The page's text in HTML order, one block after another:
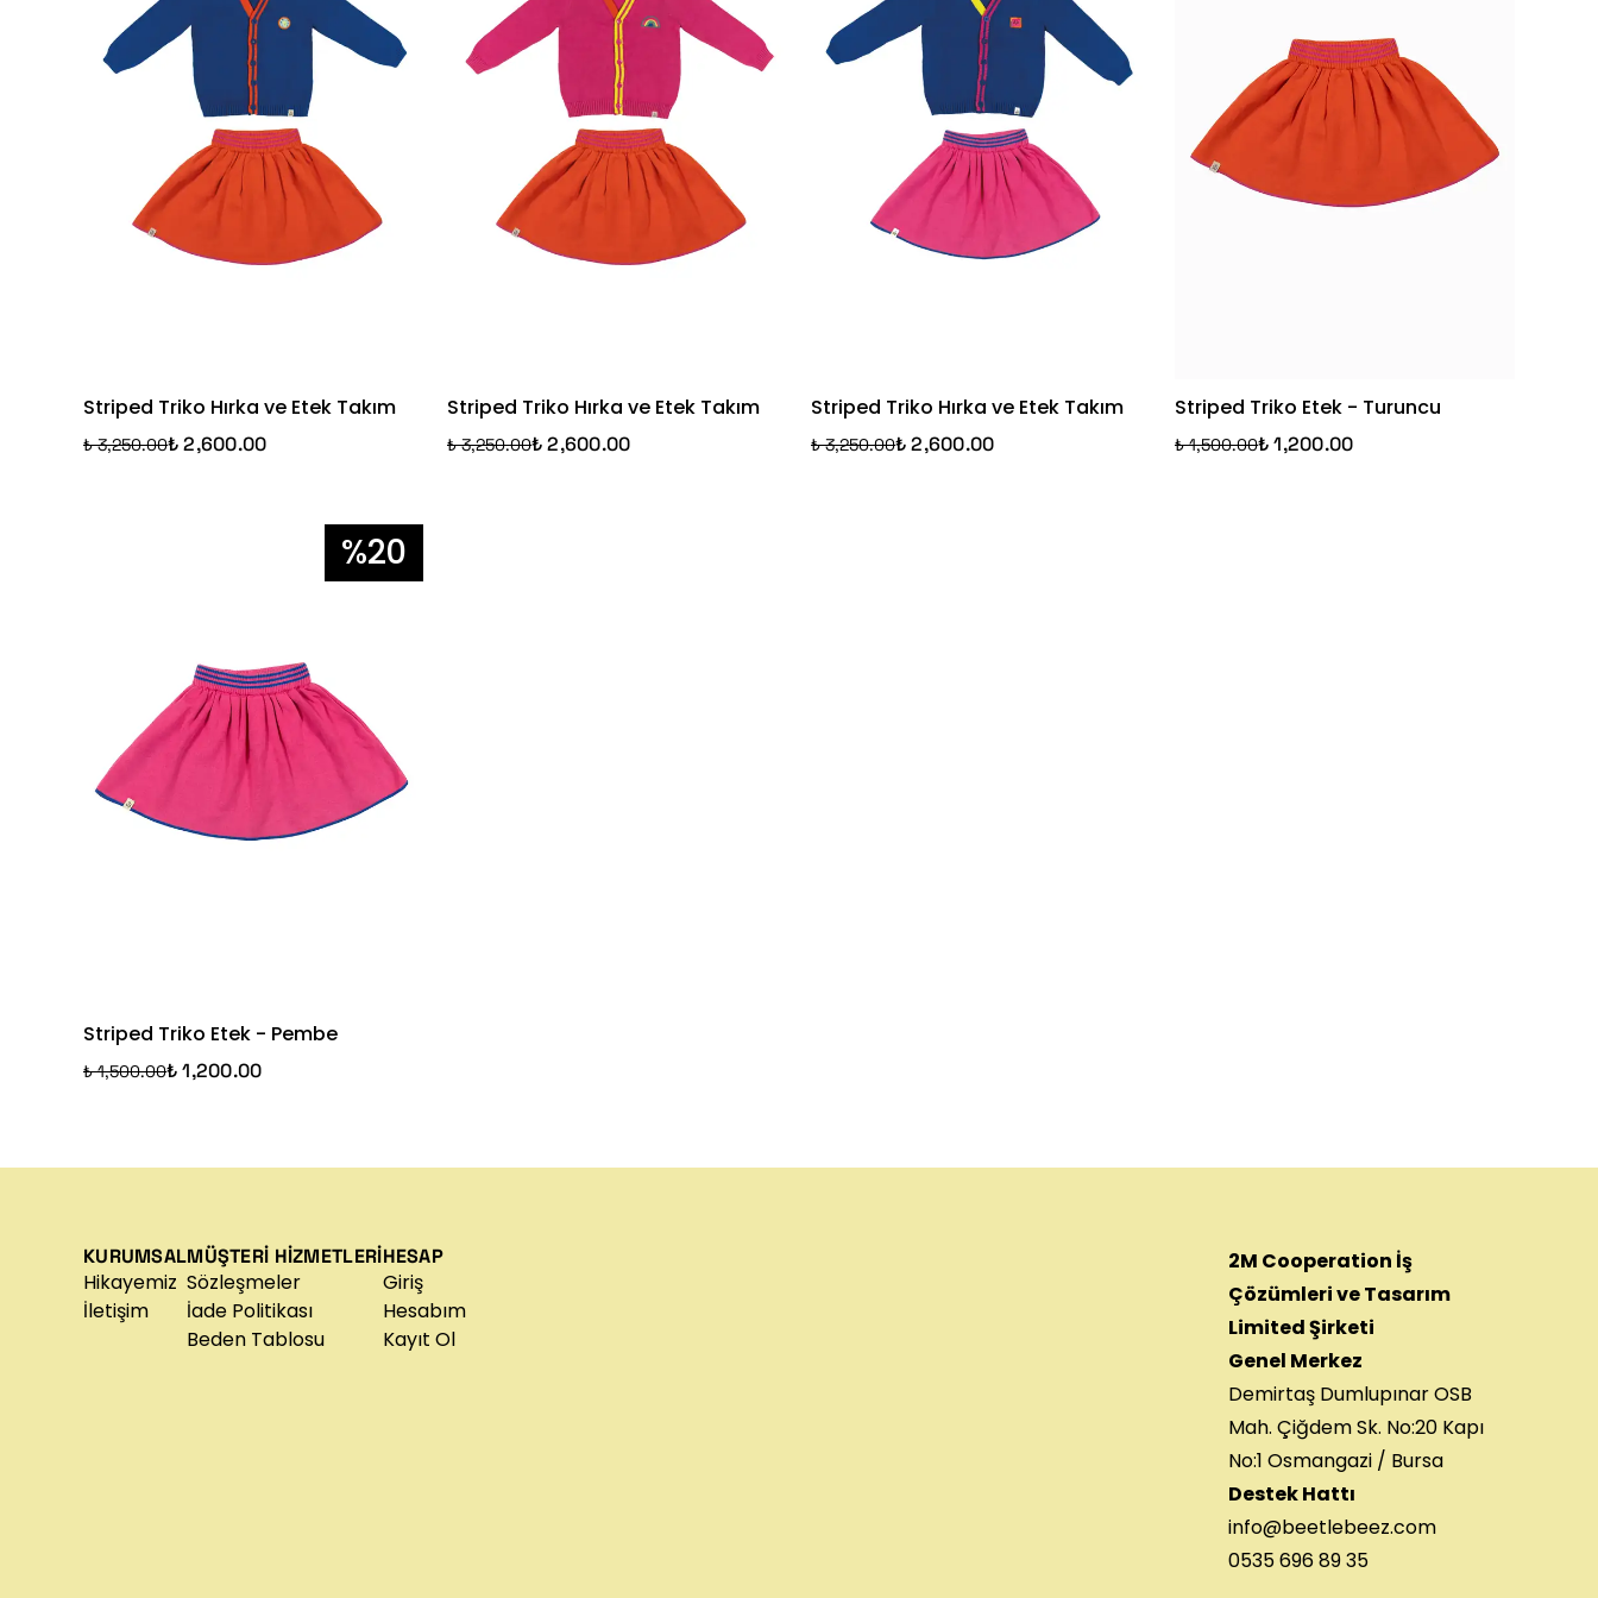
Striped Triko Hırka ve Etek Takım
₺ 3,250.00₺ 2,600.00
Striped Triko Hırka ve Etek Takım
₺ 3,250.00₺ 2,600.00
Striped Triko Hırka ve Etek Takım
₺ 3,250.00₺ 2,600.00
Striped Triko Etek - Turuncu
₺ 1,500.00₺ 1,200.00
%20
Striped Triko Etek - Pembe
₺ 1,500.00₺ 1,200.00
KURUMSAL
Hikayemiz
İletişim
MÜŞTERİ HİZMETLERİ
Sözleşmeler
İade Politikası
Beden Tablosu
HESAP
Giriş
Hesabım
Kayıt Ol
2M Cooperation İş
Çözümleri ve Tasarım
Limited Şirketi
Genel Merkez
Demirtaş Dumlupınar OSB
Mah. Çiğdem Sk. No:20 Kapı
No:1 Osmangazi / Bursa
Destek Hattı
info@beetlebeez.com
0535 696 89 35